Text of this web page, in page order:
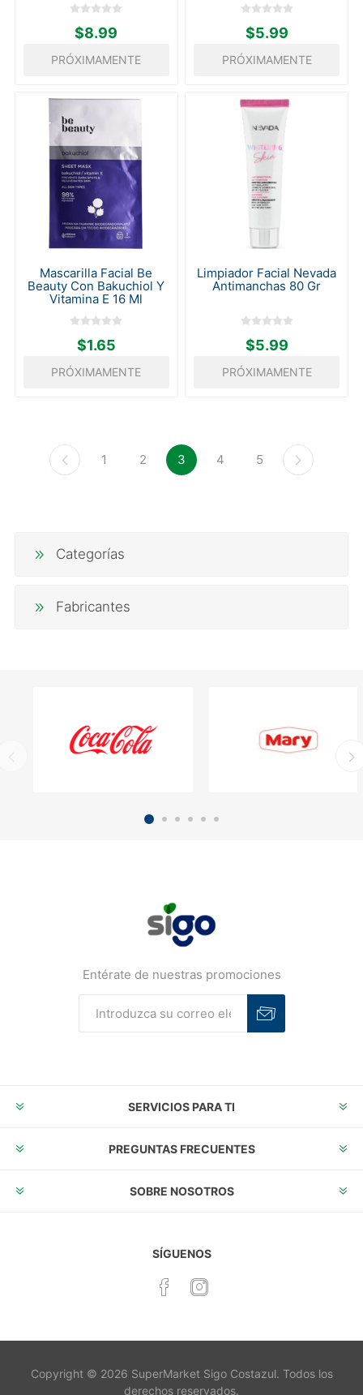
$8.99
PRÓXIMAMENTE
$5.99
PRÓXIMAMENTE
Mascarilla Facial Be
Beauty Con Bakuchiol Y
Vitamina E 16 Ml
$1.65
PRÓXIMAMENTE
Limpiador Facial Nevada
Antimanchas 80 Gr
$5.99
PRÓXIMAMENTE
1 2 3 4 5
Categorías
Fabricantes
Entérate de nuestras promociones
SERVICIOS PARA TI
PREGUNTAS FRECUENTES
SOBRE NOSOTROS
SÍGUENOS
Copyright © 2026 SuperMarket Sigo Costazul. Todos los
derechos reservados.